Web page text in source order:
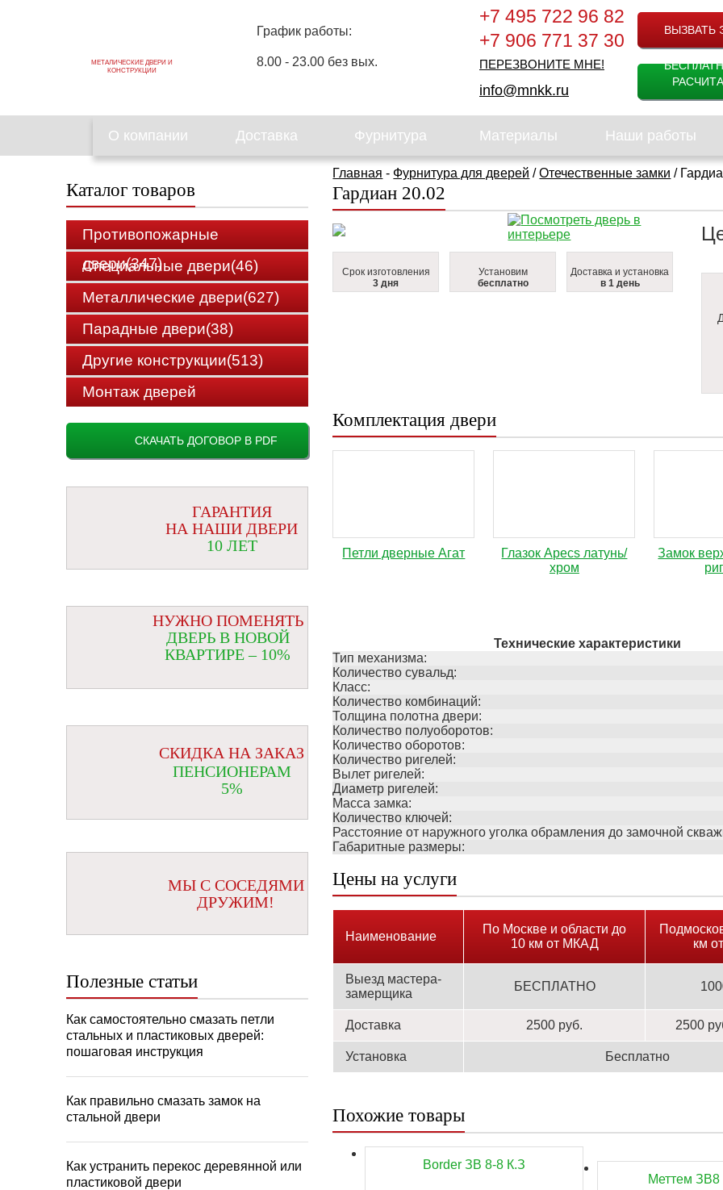
МЕТАЛИЧЕСКИЕ ДВЕРИ И
КОНСТРУКЦИИ
График работы:
8.00 - 23.00 без вых.
+7 495 722 96 82
+7 906 771 37 30
ПЕРЕЗВОНИТЕ МНЕ!
info@mnkk.ru
ВЫЗВАТЬ
О компании Доставка Фурнитура Материалы Наши работы
Главная - Фурнитура для дверей /Отечественные замки /
Гардиан 20.02
Срок изготовления
3 дня
Установим
бесплатно
Доставка и установка
в 1 день
Комплектация двери
Петли дверные Агат
Глазок Apecs латунь/
хром
Замок
Технические характеристики
Тип механизма:
Количество сувальд:
Класс:
Количество комбинаций:
Толщина полотна двери:
Количество полуоборотов:
Количество оборотов:
Количество ригелей:
Вылет ригелей:
Диаметр ригелей:
Масса замка:
Количество ключей:
Расстояние от наружного уголка обрамления до замочной
Габаритные размеры:
Цены на услуги
Наименование
По Москве и области до
10 км от МКАД
км
Выезд мастера-
замерщика
БЕСПЛАТНО
Доставка 2500 руб. 2500
Установка Бесплатно
Похожие товары
Border ЗВ 8-8 К.З
Меттем ЗВ8
Каталог товаров
Противопожарные
двери(347)
Специальные двери(46)
Металлические двери(627)
Парадные двери(38)
Другие конструкции(513)
Монтаж дверей
СКАЧАТЬ ДОГОВОР В PDF
ГАРАНТИЯ
НА НАШИ ДВЕРИ
10 ЛЕТ
НУЖНО ПОМЕНЯТЬ
ДВЕРЬ В НОВОЙ
КВАРТИРЕ – 10%
СКИДКА НА ЗАКАЗ
ПЕНСИОНЕРАМ
5%
МЫ С СОСЕДЯМИ
ДРУЖИМ!
Полезные статьи
Как самостоятельно смазать петли
стальных и пластиковых дверей:
пошаговая инструкция
Как правильно смазать замок на
стальной двери
Как устранить перекос деревянной или
пластиковой двери